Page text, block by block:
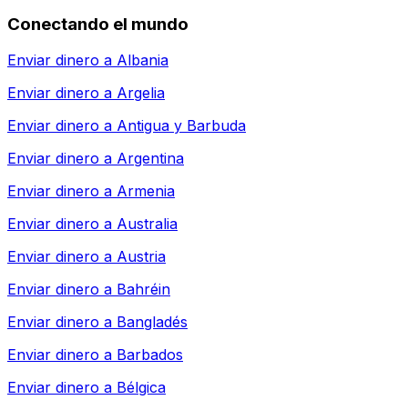
Conectando el mundo
Enviar dinero a Albania
Enviar dinero a Argelia
Enviar dinero a Antigua y Barbuda
Enviar dinero a Argentina
Enviar dinero a Armenia
Enviar dinero a Australia
Enviar dinero a Austria
Enviar dinero a Bahréin
Enviar dinero a Bangladés
Enviar dinero a Barbados
Enviar dinero a Bélgica